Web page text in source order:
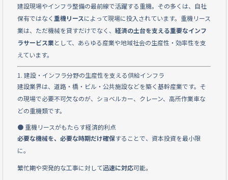
建設現場やインフラ整備の最前線で活躍する重機。その多くは、自社
保有ではなく重機リースによって現場に投入されています。重機リース
業は、ただ機械を貸すだけでなく、 経済の土台を支える重要なインフ
ラサービス業として、あらゆる産業や地域社会の生産性・効率性を支
えています。
1. 建設・インフラ分野の生産性を支える供給インフラ
建設業界は、道路・橋・ビル・公共施設などを築く基幹産業です。そ
の現場で必要不可欠なのが、ショベルカー、クレーン、高所作業車な
どの重機類です。
● 重機リースがもたらす経済的利点
必要な機械を、必要な時期だけ確保することで、資本投資を最小限
に。
繁忙期や突発的な工事に対して迅速に対応可能。